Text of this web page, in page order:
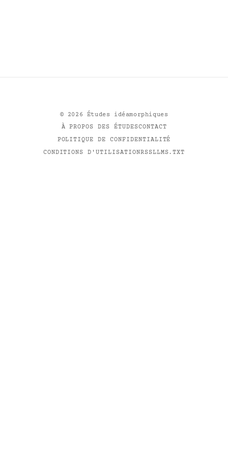
© 2026 Études idéamorphiques
À PROPOS DES ÉTUDESCONTACT
POLITIQUE DE CONFIDENTIALITÉ
CONDITIONS D'UTILISATIONRSSLLMS.TXT